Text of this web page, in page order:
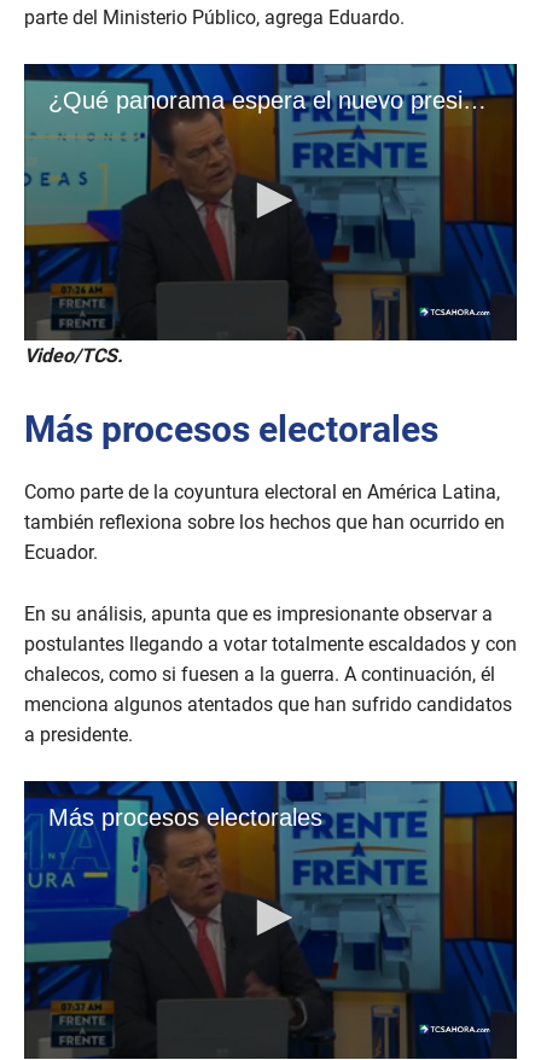
parte del Ministerio Público, agrega Eduardo.
Video/TCS.
Más procesos electorales
Como parte de la coyuntura electoral en América Latina,
también reflexiona sobre los hechos que han ocurrido en
Ecuador.
En su análisis, apunta que es impresionante observar a
postulantes llegando a votar totalmente escaldados y con
chalecos, como si fuesen a la guerra. A continuación, él
menciona algunos atentados que han sufrido candidatos
a presidente.